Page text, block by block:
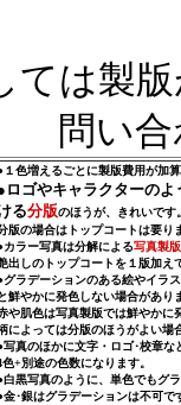
ては製
問い
１色増えるごとに製版費用が加
ロゴやキャラクターの
る分版のほうが、きれいです
版の場合はトップコートは要り
カラー写真は分解による写真製版
出しのトップコートを１版加え
グラデーションのある絵やイラ
鮮やかに発色しない場合があり
や肌色は写真製版では鮮やかに
によっては分版のほうがよい場
写真のほかに文字・ロゴ･校章
色+別途の色数になります。
白黒写真のように、単色でもグ
金･銀はグラデーションは不可で